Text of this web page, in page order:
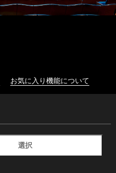
お気に入り機能について
選択